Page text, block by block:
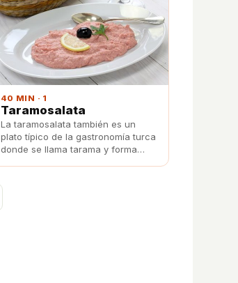
40 MIN · 1
Taramosalata
La taramosalata también es un
plato típico de la gastronomía turca
donde se llama tarama y forma